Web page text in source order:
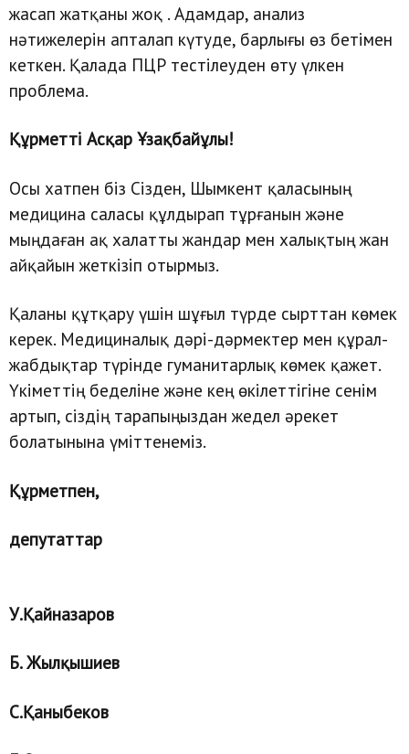
жасап жатқаны жоқ . Адамдар, анализ
нәтижелерін апталап күтуде, барлығы өз бетімен
кеткен. Қалада ПЦР тестілеуден өту үлкен
проблема.
Құрметті Асқар Ұзақбайұлы!
Осы хатпен біз Сізден, Шымкент қаласының
медицина саласы құлдырап тұрғанын және
мыңдаған ақ халатты жандар мен халықтың жан
айқайын жеткізіп отырмыз.
Қаланы құтқару үшін шұғыл түрде сырттан көмек
керек. Медициналық дәрі-дәрмектер мен құрал-
жабдықтар түрінде гуманитарлық көмек қажет.
Үкіметтің беделіне және кең өкілеттігіне сенім
артып, сіздің тарапыңыздан жедел әрекет
болатынына үміттенеміз.
Құрметпен,
депутаттар
У.Қайназаров
Б. Жылқышиев
С.Қаныбеков